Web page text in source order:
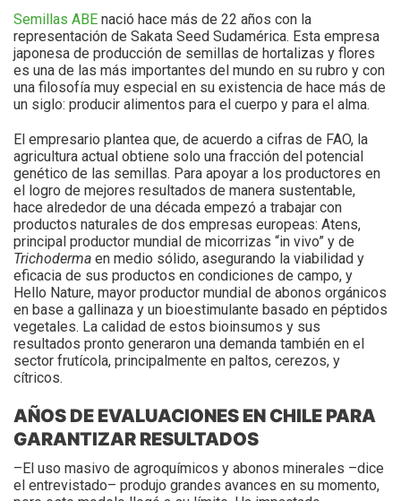
Semillas ABE nació hace más de 22 años con la
representación de Sakata Seed Sudamérica. Esta empresa
japonesa de producción de semillas de hortalizas y flores
es una de las más importantes del mundo en su rubro y con
una filosofía muy especial en su existencia de hace más de
un siglo: producir alimentos para el cuerpo y para el alma.
El empresario plantea que, de acuerdo a cifras de FAO, la
agricultura actual obtiene solo una fracción del potencial
genético de las semillas. Para apoyar a los productores en
el logro de mejores resultados de manera sustentable,
hace alrededor de una década empezó a trabajar con
productos naturales de dos empresas europeas: Atens,
principal productor mundial de micorrizas “in vivo” y de
Trichoderma en medio sólido, asegurando la viabilidad y
eficacia de sus productos en condiciones de campo, y
Hello Nature, mayor productor mundial de abonos orgánicos
en base a gallinaza y un bioestimulante basado en péptidos
vegetales. La calidad de estos bioinsumos y sus
resultados pronto generaron una demanda también en el
sector frutícola, principalmente en paltos, cerezos, y
cítricos.
AÑOS DE EVALUACIONES EN CHILE PARA
GARANTIZAR RESULTADOS
–El uso masivo de agroquímicos y abonos minerales –dice
el entrevistado– produjo grandes avances en su momento,